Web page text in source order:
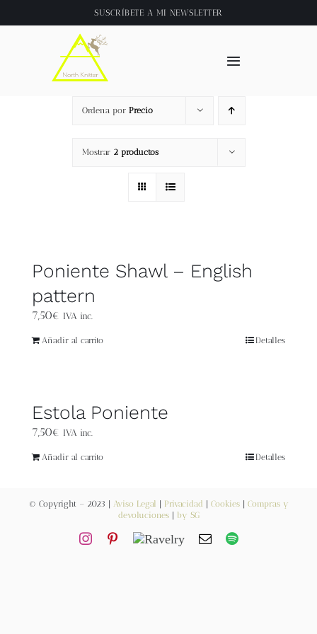
al
SUSCRÍBETE A MI NEWSLETTER
Toggle
Inicio
About
Tienda
Videos
Newsletter
Ordena por Precio
Mostrar 2 productos
Poniente Shawl – English
pattern
7,50€ IVA inc.
Añadir al carrito Detalles
Estola Poniente
7,50€ IVA inc.
Añadir al carrito Detalles
© Copyright – 2023 | Aviso Legal Privacidad Cookies| Compras y
devoluciones| by SG